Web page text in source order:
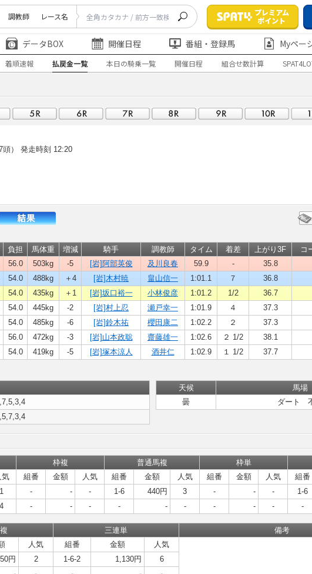
調教師 レース名
プレミアム
ポイント
データBOX 開催日程 番組・登録馬 Myペー
着順速報 払戻金一覧 本日の騎乗一覧 開催日程 組合せ数計算
） 発走時刻 12:20
負担 馬体重 増減 騎手 調教師 タイム 着差 上がり3F コ
56.0 503kg -5 [岩]阿部英俊 及川良春 59.9 - 35.8
54.0 488kg ＋4 [岩]木村暁 畠山信一 1:01.1 ７ 36.8
54.0 435kg ＋1 [岩]坂口裕一 小林俊彦 1:01.2 1/2 36.7
54.0 445kg -2 [岩]村上忍 瀬戸幸一 1:01.9 ４ 37.3
54.0 485kg -6 [岩]鈴木祐 櫻田康二 1:02.2 ２ 37.3
56.0 472kg -3 [岩]山本政聡 齋藤雄一 1:02.6 ２ 1/2 38.1
54.0 419kg -5 [岩]塚本涼人 酒井仁 1:02.9 １ 1/2 37.7
天候
馬場
曇
ダート
枠複 普通馬複 枠単
気 組番 金額 人気 組番 金額 人気 組番 金額 人気 組番
1 - - - 1-6 440円 3 - - - 1-6
4 - - - - - - - - - -
三連単
備考
人気 組番 金額
人気
円 2 1-6-2 1,130円
6